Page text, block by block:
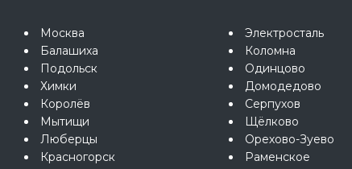
Москва
Балашиха
Подольск
Химки
Королёв
Мытищи
Люберцы
Красногорск
Электросталь
Коломна
Одинцово
Домодедово
Серпухов
Щёлково
Орехово-Зуево
Раменское